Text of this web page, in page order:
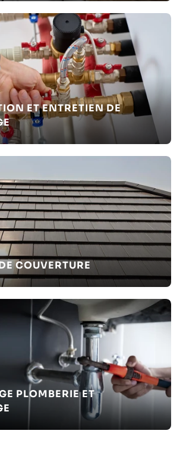
ET ENTRETIEN DE
COUVERTURE
PLOMBERIE ET